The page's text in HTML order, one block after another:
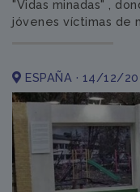
"Vidas minadas" ,
jóvenes víctimas de
ESPAÑA · 14/12/